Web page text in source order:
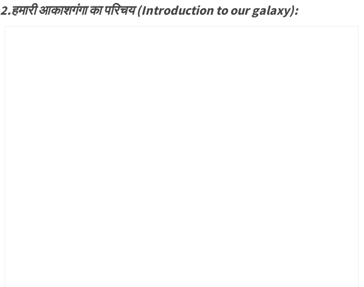
2.हमारी आकाशगंगा का परिचय (Introduction to our galaxy):